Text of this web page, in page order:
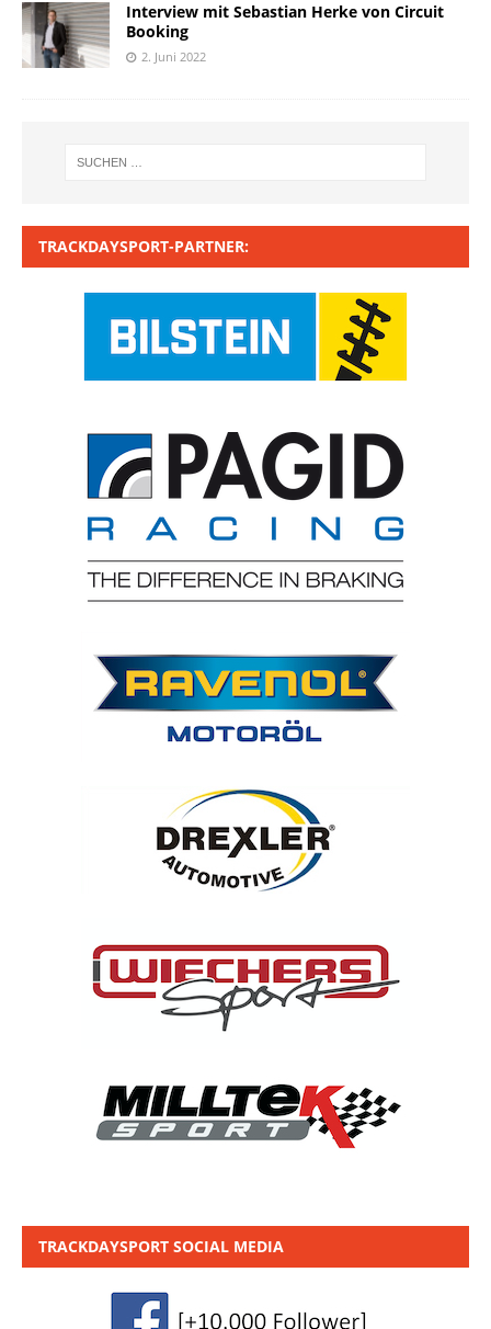
Interview mit Sebastian Herke von Circuit
Booking
2. Juni 2022
TRACKDAYSPORT-PARTNER:
TRACKDAYSPORT SOCIAL MEDIA